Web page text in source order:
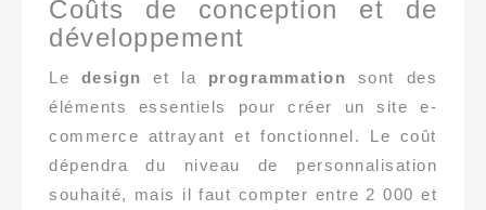
Coûts de conception et de
développement
Le design et la programmation sont des
éléments essentiels pour créer un site e-
commerce attrayant et fonctionnel. Le coût
dépendra du niveau de personnalisation
souhaité, mais il faut compter entre 2 000 et